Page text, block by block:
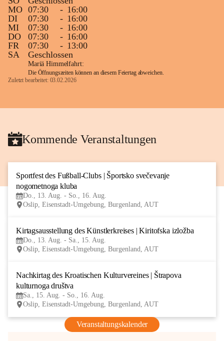
MO 07:30 - 16:00
DI
07:30 - 16:00
MI
07:30 - 16:00
DO
07:30 - 16:00
FR
07:30 - 13:00
SA
Geschlossen
Mariä Himmelfahrt:
Die Öffnungszeiten können an diesem Feiertag abweichen.
Zuletzt bearbeitet: 03.02.2026
Kommende Veranstaltungen
Sportfest des Fußball-Clubs | Športsko svečevanje
nogometnoga kluba
Do., 13. Aug. - So., 16. Aug.
Oslip, Eisenstadt-Umgebung, Burgenland, AUT
Kirtagsausstellung des Künstlerkreises | Kiritofska izložba
Do., 13. Aug. - Sa., 15. Aug.
Oslip, Eisenstadt-Umgebung, Burgenland, AUT
Nachkirtag des Kroatischen Kulturvereines | Štrapova
kulturnoga društva
Sa., 15. Aug. - So., 16. Aug.
Oslip, Eisenstadt-Umgebung, Burgenland, AUT
Veranstaltungskalender